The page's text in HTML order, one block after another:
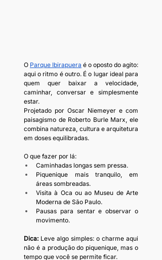
O Parque Ibirapuera é o oposto do agito:
aqui o ritmo é outro. É o lugar ideal para
quem quer baixar a velocidade,
caminhar, conversar e simplesmente
estar.
Projetado por Oscar Niemeyer e com
paisagismo de Roberto Burle Marx, ele
combina natureza, cultura e arquitetura
em doses equilibradas.
O que fazer por lá:
Caminhadas longas sem pressa.
Piquenique mais tranquilo, em
áreas sombreadas.
Visita à Oca ou ao Museu de Arte
Moderna de São Paulo.
Pausas para sentar e observar o
movimento.
Dica: Leve algo simples: o charme aqui
não é a produção do piquenique, mas o
tempo que você se permite ficar.